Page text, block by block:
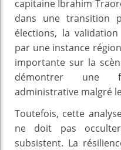
capitaine Ibrahim
dans une transition
élections, la
par une instance
importante sur la
démontrer une
administrative malgré
Toutefois, cette
ne doit pas
subsistent. La